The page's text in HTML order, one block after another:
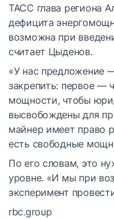
ТАСС глава региона
дефицита
возможна при
считает Цыденов.
«У нас предложение
закрепить: первое —
мощности, чтобы
высвобождены для
майнер имеет право
есть свободные
По его словам, это
уровне. «И мы при
эксперимент
rbc.group